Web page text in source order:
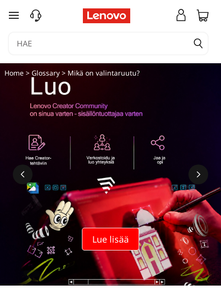
siirry pääsisältöön
Lue lisää
Home> Glossary> Mikä on valintaruutu?